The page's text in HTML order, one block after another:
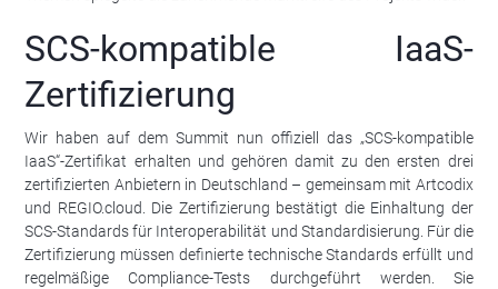
SCS-kompatible IaaS-
Zertifizierung
Wir haben auf dem Summit nun offiziell das „SCS-kompatible
IaaS“-Zertifikat erhalten und gehören damit zu den ersten drei
zertifizierten Anbietern in Deutschland – gemeinsam mit Artcodix
und REGIO.cloud. Die Zertifizierung bestätigt die Einhaltung der
SCS-Standards für Interoperabilität und Standardisierung. Für die
Zertifizierung müssen definierte technische Standards erfüllt und
regelmäßige Compliance-Tests durchgeführt werden. Sie